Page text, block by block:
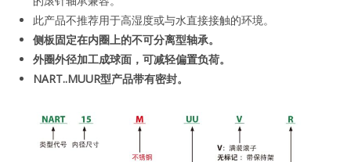
此产品不推荐用于高湿度或与水直接接触的环境。
侧板固定在内圈上的不可分离型轴承。
外圈外径加工成球面，可减轻偏置负荷。
NART..MUUR型产品带有密封。